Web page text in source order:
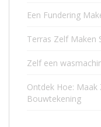
Een Fundering
Terras Zelf Maken
Zelf een
Ontdek Hoe: Maak
Bouwtekening